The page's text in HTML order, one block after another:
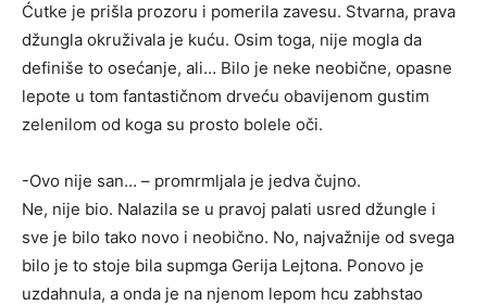
Ćutke je prišla prozoru i pomerila zavesu. Stvarna, prava
džungla okruživala je kuću. Osim toga, nije mogla da
definiše to osećanje, ali… Bilo je neke neobične, opasne
lepote u tom fantastičnom drveću obavijenom gustim
zelenilom od koga su prosto bolele oči.
-Ovo nije san… – promrmljala je jedva čujno.
Ne, nije bio. Nalazila se u pravoj palati usred džungle i
sve je bilo tako novo i neobično. No, najvažnije od svega
bilo je to stoje bila supmga Gerija Lejtona. Ponovo je
uzdahnula, a onda je na njenom lepom hcu zabhstao